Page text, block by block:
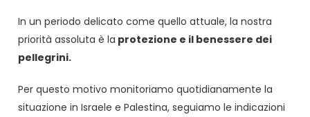
In un periodo delicato come quello attuale, la nostra
priorità assoluta è la protezione e il benessere dei
pellegrini.
Per questo motivo monitoriamo quotidianamente la
situazione in Israele e Palestina, seguiamo le indicazioni